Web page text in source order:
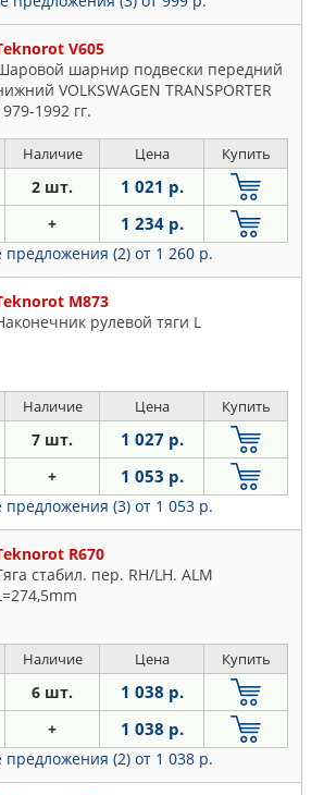
V605
шарнир подвески передний
VOLKSWAGEN TRANSPORTER
1992 гг.
Наличие Цена Купить
2 шт. 1 021 р.
+ 1 234 р.
предложения (2) от 1 260 р.
M873
рулевой тяги L
Наличие Цена Купить
7 шт. 1 027 р.
+ 1 053 р.
предложения (3) от 1 053 р.
R670
стабил. пер. RH/LH. ALM
Наличие Цена Купить
6 шт. 1 038 р.
+ 1 038 р.
предложения (2) от 1 038 р.